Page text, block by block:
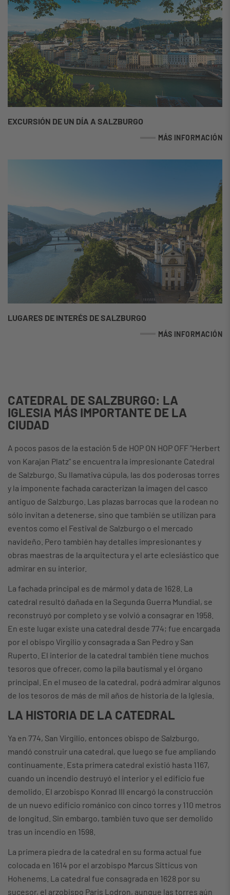
EXCURSIÓN DE UN DÍA A SALZBURGO
MÁS INFORMACIÓN
LUGARES DE INTERÉS DE SALZBURGO
MÁS INFORMACIÓN
CATEDRAL DE SALZBURGO: LA
IGLESIA MÁS IMPORTANTE DE LA
CIUDAD
A pocos pasos de la estación 5 de HOP ON HOP OFF "Herbert
von Karajan Platz" se encuentra la impresionante Catedral
de Salzburgo. Su llamativa cúpula, las dos poderosas torres
y la imponente fachada caracterizan la imagen del casco
antiguo de Salzburgo. Las plazas barrocas que la rodean no
sólo invitan a detenerse, sino que también se utilizan para
eventos como el Festival de Salzburgo o el mercado
navideño. Pero también hay detalles impresionantes y
obras maestras de la arquitectura y el arte eclesiástico que
admirar en su interior.
La fachada principal es de mármol y data de 1628. La
catedral resultó dañada en la Segunda Guerra Mundial, se
reconstruyó por completo y se volvió a consagrar en 1958.
En este lugar existe una catedral desde 774; fue encargada
por el obispo Virgilio y consagrada a San Pedro y San
Ruperto. El interior de la catedral también tiene muchos
tesoros que ofrecer, como la pila bautismal y el órgano
principal. En el museo de la catedral, podrá admirar algunos
de los tesoros de más de mil años de historia de la Iglesia.
LA HISTORIA DE LA CATEDRAL
Ya en 774, San Virgilio, entonces obispo de Salzburgo,
mandó construir una catedral, que luego se fue ampliando
continuamente. Esta primera catedral existió hasta 1167,
cuando un incendio destruyó el interior y el edificio fue
demolido. El arzobispo Konrad III encargó la construcción
de un nuevo edificio románico con cinco torres y 110 metros
de longitud. Sin embargo, también tuvo que ser demolido
tras un incendio en 1598.
La primera piedra de la catedral en su forma actual fue
colocada en 1614 por el arzobispo Marcus Sitticus von
Hohenems. La catedral fue consagrada en 1628 por su
sucesor, el arzobispo Paris Lodron, aunque las torres aún